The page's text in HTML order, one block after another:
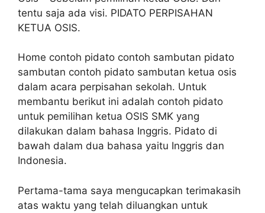
tentu saja ada visi. PIDATO PERPISAHAN
KETUA OSIS.
Home contoh pidato contoh sambutan pidato
sambutan contoh pidato sambutan ketua osis
dalam acara perpisahan sekolah. Untuk
membantu berikut ini adalah contoh pidato
untuk pemilihan ketua OSIS SMK yang
dilakukan dalam bahasa Inggris. Pidato di
bawah dalam dua bahasa yaitu Inggris dan
Indonesia.
Pertama-tama saya mengucapkan terimakasih
atas waktu yang telah diluangkan untuk